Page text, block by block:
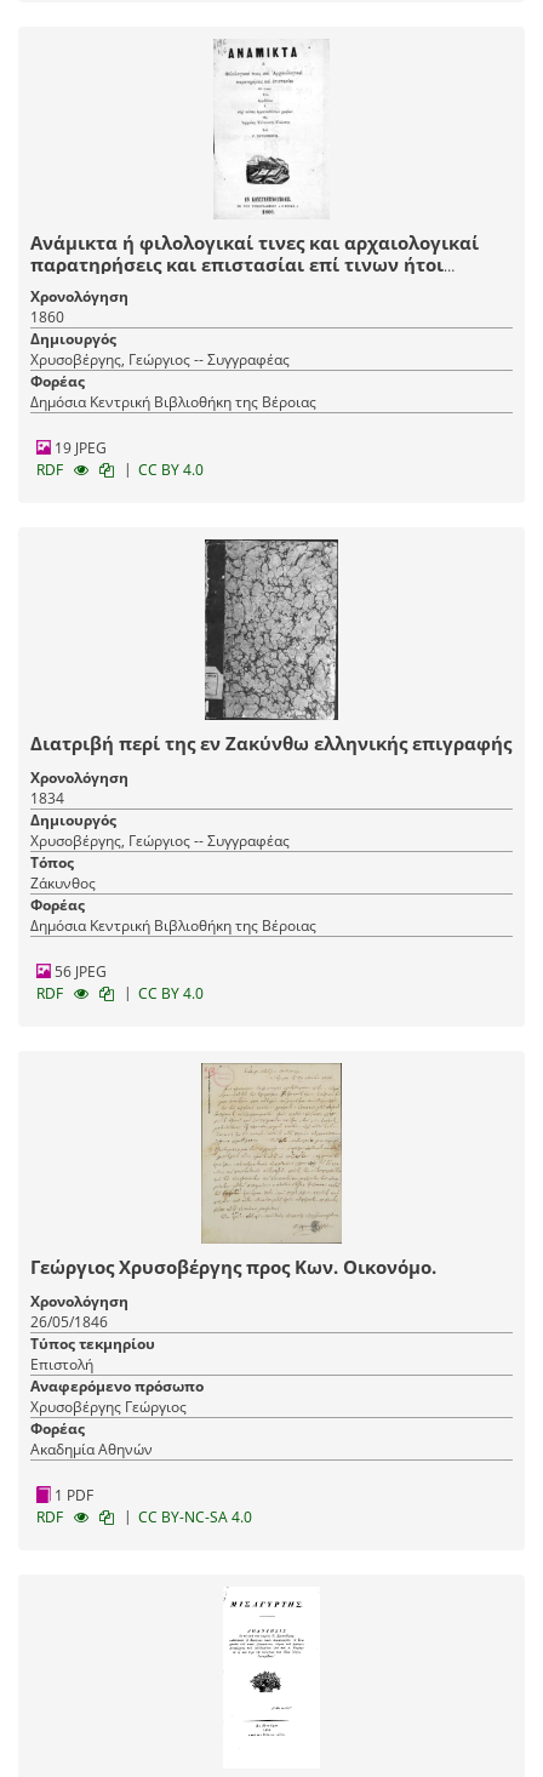
Ανάμικτα ή φιλολογικαί τινες και αρχαιολογικαί
παρατηρήσεις και επιστασίαι επί τινων ήτοι
αμφιβόλων ή ουχί καλώς ερμηνευθέντων χωρίων
της αρχαίας Ελληνικής γλώσσης
Χρονολόγηση
1860
Δημιουργός
Χρυσοβέργης, Γεώργιος -- Συγγραφέας
Φορέας
Δημόσια Κεντρική Βιβλιοθήκη της Βέροιας
19 JPEG
RDF
| CC BY 4.0
Διατριβή περί της εν Ζακύνθω ελληνικής επιγραφής
Χρονολόγηση
1834
Δημιουργός
Χρυσοβέργης, Γεώργιος -- Συγγραφέας
Τόπος
Ζάκυνθος
Φορέας
Δημόσια Κεντρική Βιβλιοθήκη της Βέροιας
56 JPEG
RDF
| CC BY 4.0
Γεώργιος Χρυσοβέργης προς Κων. Οικονόμο.
Χρονολόγηση
26/05/1846
Τύπος τεκμηρίου
Επιστολή
Αναφερόμενο πρόσωπο
Χρυσοβέργης Γεώργιος
Φορέας
Ακαδημία Αθηνών
1 PDF
RDF
| CC BY-NC-SA 4.0